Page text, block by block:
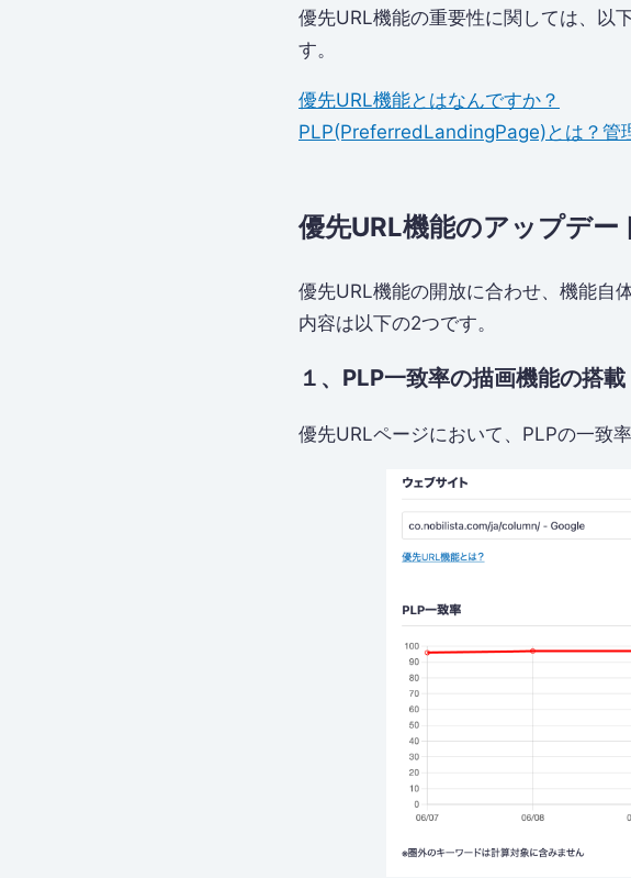
優先URL機能の重要性に関しては、以
す。
優先URL機能とはなんですか？
PLP(PreferredLandingPage)とは？管
優先URL機能のアップデー
優先URL機能の開放に合わせ、機能自
内容は以下の2つです。
１、PLP一致率の描画機能の搭載
優先URLページにおいて、PLPの一致